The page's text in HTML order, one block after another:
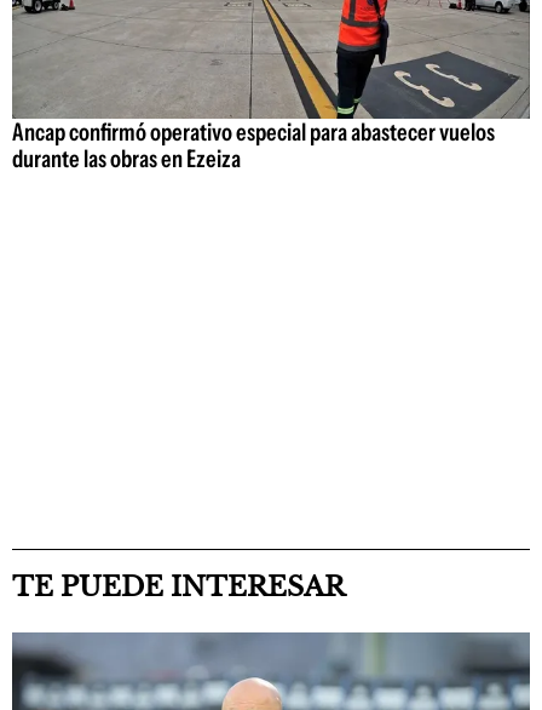
Ancap confirmó operativo especial para abastecer vuelos
durante las obras en Ezeiza
TE PUEDE INTERESAR